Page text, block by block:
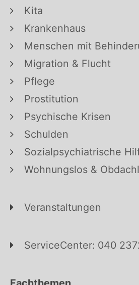
Kita
Krankenhaus
Menschen mit
Migration & Flucht
Pflege
Prostitution
Psychische Krisen
Schulden
Sozialpsychiatrische
Wohnungslos &
Veranstaltungen
ServiceCenter: 040